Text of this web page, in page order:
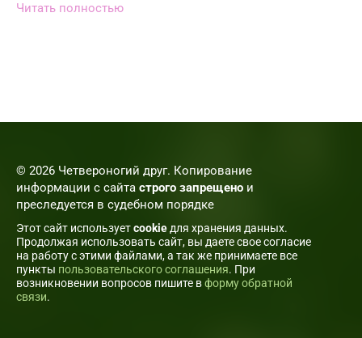
Читать полностью
© 2026 Четвероногий друг. Копирование
информации с сайта строго запрещено и
преследуется в судебном порядке
Этот сайт используетcookie для хранения данных.
Продолжая использовать сайт, вы даете свое согласие
на работу с этими файлами, а так же принимаете все
пункты пользовательского соглашения. При
возникновении вопросов пишите вформу обратной
связи.